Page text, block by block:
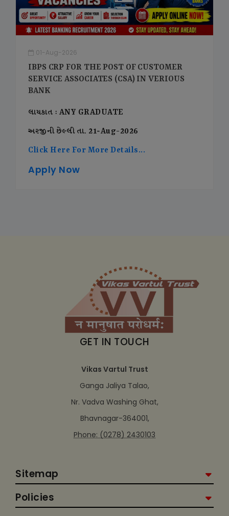
01-Aug-2026
IBPS CRP FOR THE POST OF CUSTOMER
SERVICE ASSOCIATES (CSA) IN VERIOUS
BANK
લાયકાત : ANY GRADUATE
અરજીની છેલ્લી તા. 21-Aug-2026
Click Here For More Details...
Apply Now
GET IN TOUCH
Vikas Vartul Trust
Ganga Jaliya Talao,
Nr. Vadva Washing Ghat,
Bhavnagar-364001,
Phone: (0278) 2430103
Sitemap
Policies